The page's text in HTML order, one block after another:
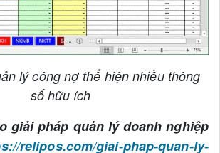
lý công nợ thể hiện nhiều thông
số hữu ích
giải pháp quản lý doanh nghiệp
relipos.com/giai-phap-quan-ly-